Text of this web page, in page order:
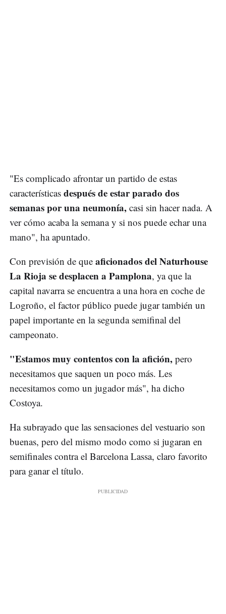
"Es complicado afrontar un partido de estas
características después de estar parado dos
semanas por una neumonía, casi sin hacer nada. A
ver cómo acaba la semana y si nos puede echar una
mano", ha apuntado.
Con previsión de que aficionados del Naturhouse
La Rioja se desplacen a Pamplona, ya que la
capital navarra se encuentra a una hora en coche de
Logroño, el factor público puede jugar también un
papel importante en la segunda semifinal del
campeonato.
"Estamos muy contentos con la afición, pero
necesitamos que saquen un poco más. Les
necesitamos como un jugador más", ha dicho
Costoya.
Ha subrayado que las sensaciones del vestuario son
buenas, pero del mismo modo como si jugaran en
semifinales contra el Barcelona Lassa, claro favorito
para ganar el título.